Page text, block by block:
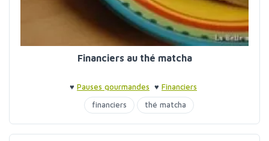
Financiers au thé matcha
♥ Pauses gourmandes ♥ Financiers
financiers
thé matcha